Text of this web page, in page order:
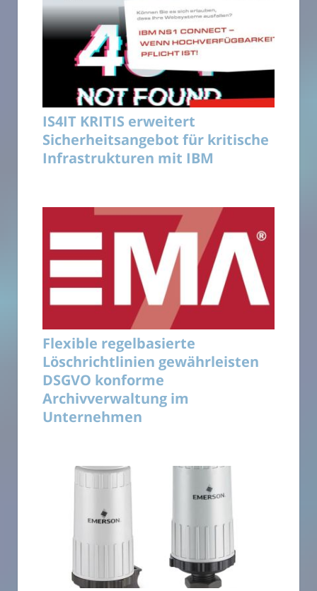
IS4IT KRITIS erweitert
Sicherheitsangebot für kritische
Infrastrukturen mit IBM
Flexible regelbasierte
Löschrichtlinien gewährleisten
DSGVO konforme
Archivverwaltung im
Unternehmen